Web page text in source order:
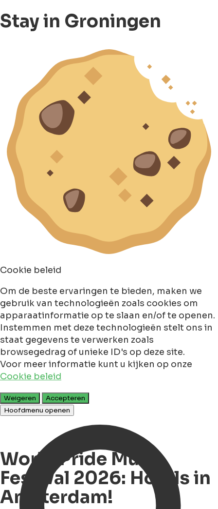
Stay in Groningen
Cookie beleid
Om de beste ervaringen te bieden, maken we
gebruik van technologieën zoals cookies om
apparaatinformatie op te slaan en/of te openen.
Instemmen met deze technologieën stelt ons in
staat gegevens te verwerken zoals
browsegedrag of unieke ID's op deze site.
Voor meer informatie kunt u kijken op onze
Cookie beleid
Weigeren
Accepteren
Hoofdmenu openen
World Pride Music
Festival 2026: Hotels in
Amsterdam!